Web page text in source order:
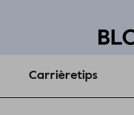
Carrièretips